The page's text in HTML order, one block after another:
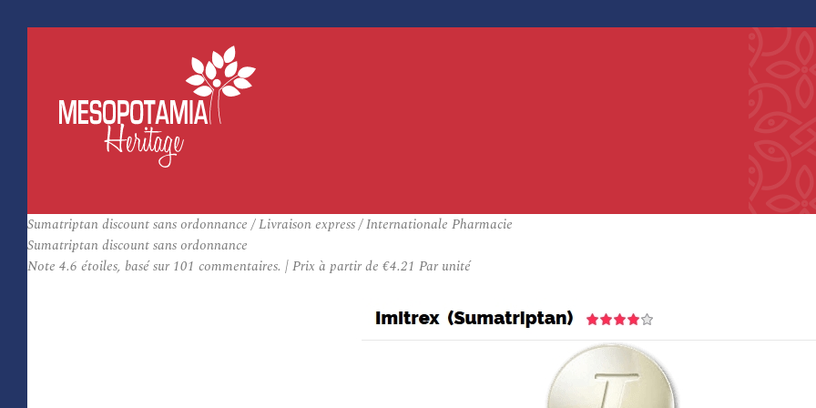
Sumatriptan discount sans ordonnance / Livraison express / Internationale Pharmacie
Sumatriptan discount sans ordonnance
Note 4.6 étoiles, basé sur 101 commentaires. |Prix à partir de €4.21 Par unité